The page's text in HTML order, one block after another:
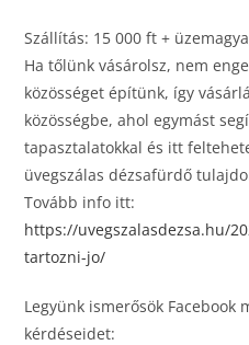
Szállítás: 15 000 ft +
Ha tőlünk vásárolsz, nem
közösséget építünk, így
közösségbe, ahol egymást
tapasztalatokkal és itt
üvegszálas dézsafürdő
Tovább info itt:
https://uvegszalasdezsa.hu/
tartozni-jo/
Legyünk ismerősök Facebook
kérdéseidet: